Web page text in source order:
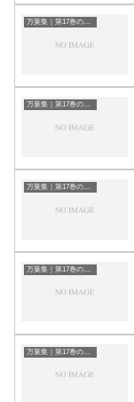
万葉集｜第17巻の和歌一覧
万葉集｜第17巻の和歌一覧
万葉集｜第17巻の和歌一覧
万葉集｜第17巻の和歌一覧
万葉集｜第17巻の和歌一覧